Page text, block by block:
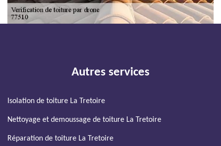
Autres services
Isolation de toiture La Tretoire
Nettoyage et demoussage de toiture La Tretoire
Réparation de toiture La Tretoire